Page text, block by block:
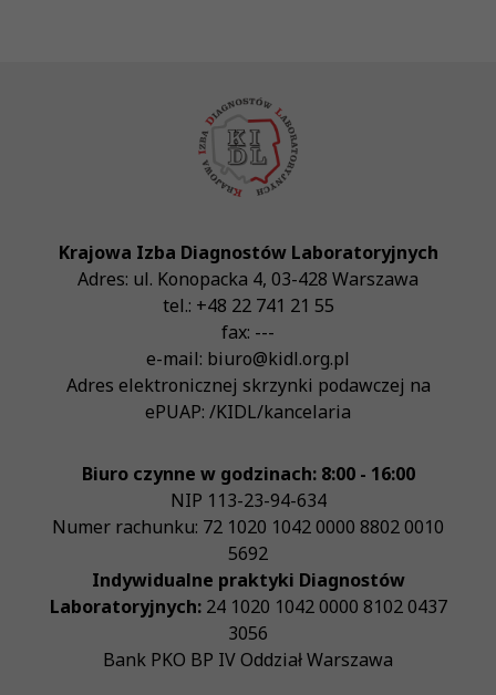
Krajowa Izba Diagnostów Laboratoryjnych
Adres: ul. Konopacka 4, 03-428 Warszawa
tel.: +48 22 741 21 55
fax: ---
e-mail: biuro@kidl.org.pl
Adres elektronicznej skrzynki podawczej na
ePUAP: /KIDL/kancelaria
Biuro czynne w godzinach: 8:00 - 16:00
NIP 113-23-94-634
Numer rachunku: 72 1020 1042 0000 8802 0010
5692
Indywidualne praktyki Diagnostów
Laboratoryjnych:24 1020 1042 0000 8102 0437
3056
Bank PKO BP IV Oddział Warszawa